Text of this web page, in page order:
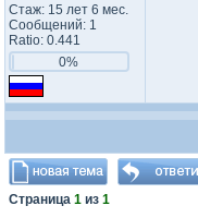
Стаж: 15 лет 6 мес.
Сообщений: 1
Ratio: 0.441
0%
Страница 1 из 1